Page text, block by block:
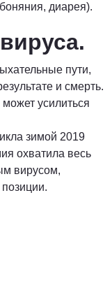
диарея).
пути,
и смерть.
усилиться
зимой 2019
охватила весь
вирусом,